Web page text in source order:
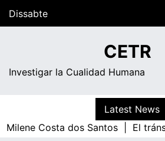
Dissabte
CETR
Investigar la Cualidad Humana
Latest News
Milene Costa dos Santos | El